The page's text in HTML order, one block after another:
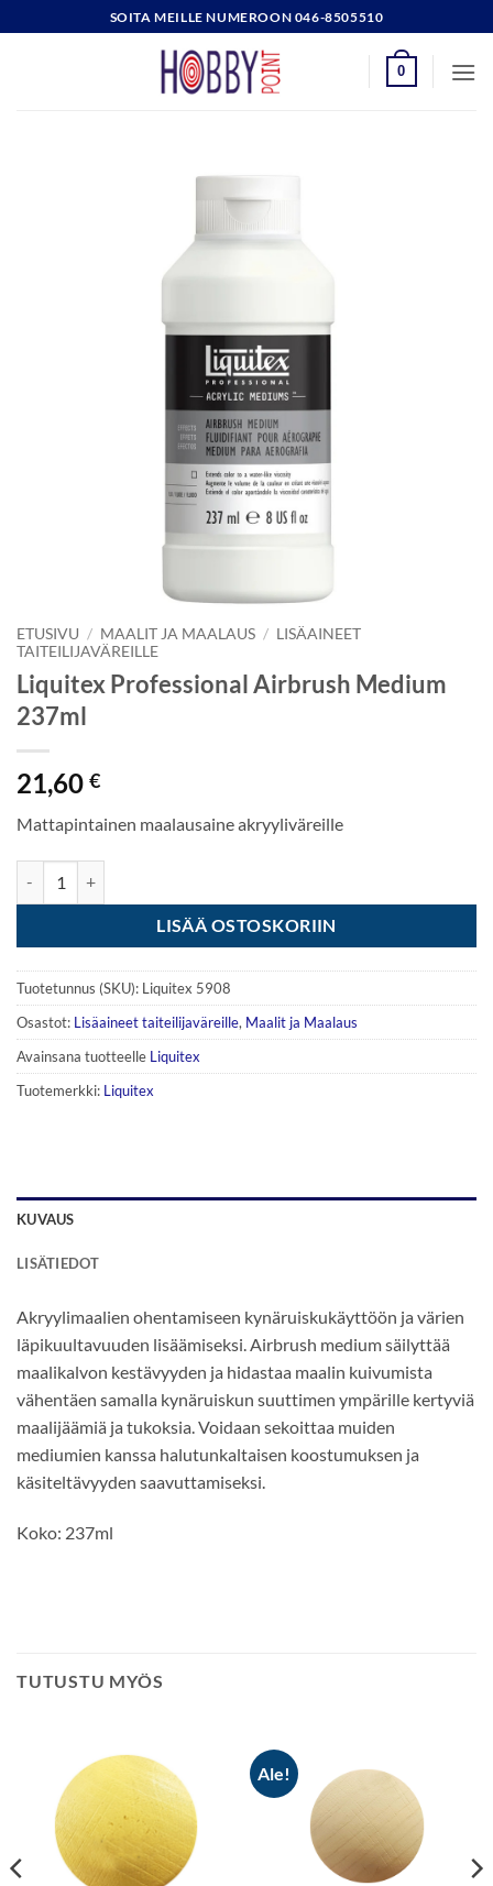
to
SOITA MEILLE NUMEROON 046-8505510
0
ETUSIVU / MAALIT JA MAALAUS / LISÄAINEET
TAITEILIJAVÄREILLE
Liquitex Professional Airbrush Medium
237ml
21,60 €
Mattapintainen maalausaine akryyliväreille
LISÄÄ OSTOSKORIIN
Tuotetunnus (SKU): Liquitex 5908
Osastot: Lisäaineet taiteilijaväreille, Maalit ja Maalaus
Avainsana tuotteelle Liquitex
Tuotemerkki: Liquitex
KUVAUS
LISÄTIEDOT
Akryylimaalien ohentamiseen kynäruiskukäyttöön ja värien
läpikuultavuuden lisäämiseksi. Airbrush medium säilyttää
maalikalvon kestävyyden ja hidastaa maalin kuivumista
vähentäen samalla kynäruiskun suuttimen ympärille kertyviä
maalijäämiä ja tukoksia. Voidaan sekoittaa muiden
mediumien kanssa halutunkaltaisen koostumuksen ja
käsiteltävyyden saavuttamiseksi.
Koko: 237ml
TUTUSTU MYÖS
Ale!